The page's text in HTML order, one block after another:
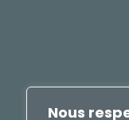
Nous